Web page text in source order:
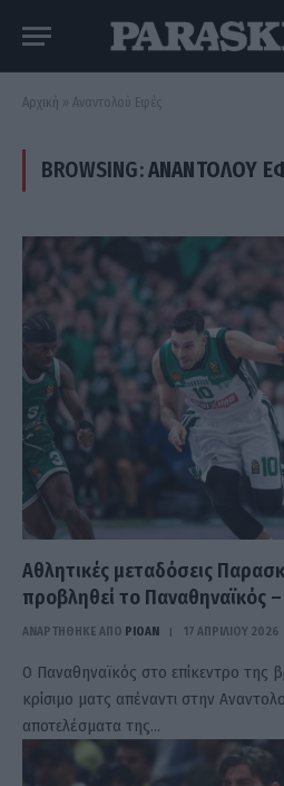
Αρχική » Αναντολού Εφές
BROWSING:ΑΝΑΝΤΟΛΟΎ
Αθλητικές μεταδόσεις
προβληθεί το Παναθηναϊκός
ΑΝΑΡΤΗΘΗΚΕ ΑΠΟ PIOAN 17 ΑΠΡΙΛΊΟΥ 2026
Ο Παναθηναϊκός στο επίκεντρο της
κρίσιμο ματς απέναντι στην
αποτελέσματα της…